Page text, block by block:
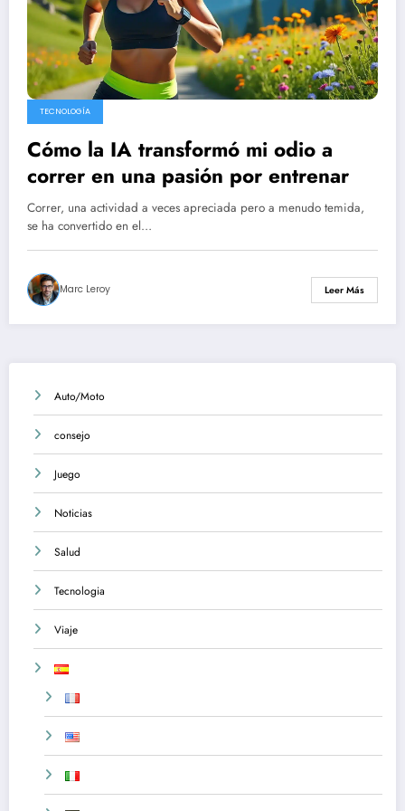
TECNOLOGÍA
Cómo la IA transformó mi odio a
correr en una pasión por entrenar
Correr, una actividad a veces apreciada pero a menudo temida,
se ha convertido en el…
Marc Leroy Leer Más
Auto/Moto
consejo
Juego
Noticias
Salud
Tecnologia
Viaje